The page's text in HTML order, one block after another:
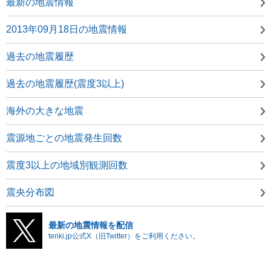
2013年09月18日の地震情報
過去の地震履歴
過去の地震履歴(震度3以上)
海外の大きな地震
震源地ごとの地震発生回数
震度3以上の地域別観測回数
震央分布図
最新の地震情報を配信
tenki.jp公式X（旧Twitter）をご利用ください。